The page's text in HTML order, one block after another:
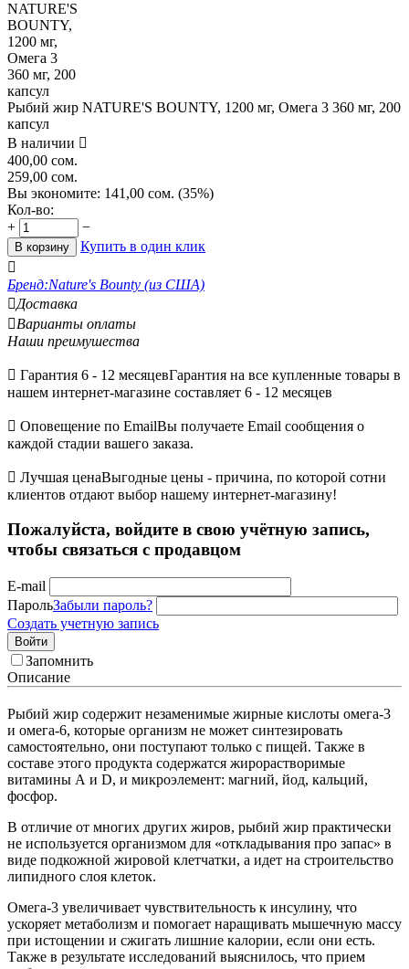
Рыбий жир NATURE'S BOUNTY, 1200 мг, Омега 3 360 мг, 200
капсул
В наличии 
400,00 сом.
259,00 сом.
Вы экономите: 141,00 сом. (35%)
Кол-во:
+
−
В корзину
Купить в один клик

Бренд:Nature's Bounty (из США)
Доставка
Варианты оплаты
Наши преимушества
 Гарантия 6 - 12 месяцевГарантия на все купленные товары в
нашем интернет-магазине составляет 6 - 12 месяцев
 Оповещение по EmailВы получаете Email сообщения о
каждой стадии вашего заказа.
 Лучшая ценаВыгодные цены - причина, по которой сотни
клиентов отдают выбор нашему интернет-магазину!
Пожалуйста, войдите в свою учётную запись,
чтобы связаться с продавцом
E-mail
ПарольЗабыли пароль?
Создать учетную запись
Войти
Запомнить
Описание
Рыбий жир содержит незаменимые жирные кислоты омега-3
и омега-6, которые организм не может синтезировать
самостоятельно, они поступают только с пищей. Также в
составе этого продукта содержатся жирорастворимые
витамины А и D, и микроэлемент: магний, йод, кальций,
фосфор.
В отличие от многих других жиров, рыбий жир практически
не используется организмом для «откладывания про запас» в
виде подкожной жировой клетчатки, а идет на строительство
липидного слоя клеток.
Омега-3 увеличивает чувствительность к инсулину, что
ускоряет метаболизм и помогает наращивать мышечную массу
при истощении и сжигать лишние калории, если они есть.
Также в результате исследований выяснилось, что прием